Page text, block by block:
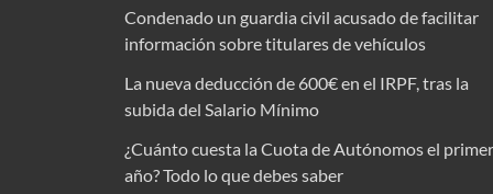
Condenado un guardia civil acusado de facilitar
información sobre titulares de vehículos
La nueva deducción de 600€ en el IRPF, tras la
subida del Salario Mínimo
¿Cuánto cuesta la Cuota de Autónomos el primer
año? Todo lo que debes saber